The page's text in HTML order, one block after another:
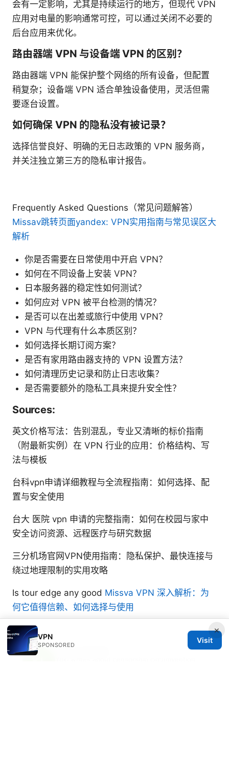
会有一定影响，尤其是持续运行的地方，但现代 VPN
应用对电量的影响通常可控，可以通过关闭不必要的
后台应用来优化。
路由器端 VPN 与设备端 VPN 的区别？
路由器端 VPN 能保护整个网络的所有设备，但配置
稍复杂；设备端 VPN 适合单独设备使用，灵活但需
要逐台设置。
如何确保 VPN 的隐私没有被记录？
选择信誉良好、明确的无日志政策的 VPN 服务商，
并关注独立第三方的隐私审计报告。
Frequently Asked Questions（常见问题解答）
Missav跳转页面yandex: VPN实用指南与常见误区大
解析
你是否需要在日常使用中开启 VPN？
如何在不同设备上安装 VPN？
日本服务器的稳定性如何测试？
如何应对 VPN 被平台检测的情况？
是否可以在出差或旅行中使用 VPN？
VPN 与代理有什么本质区别？
如何选择长期订阅方案？
是否有家用路由器支持的 VPN 设置方法？
如何清理历史记录和防止日志收集？
是否需要额外的隐私工具来提升安全性？
Sources:
英文价格写法：告别混乱，专业又清晰的标价指南
（附最新实例）在 VPN 行业的应用：价格结构、写
法与模板
台科vpn申请详细教程与全流程指南：如何选择、配
置与安全使用
台大 医院 vpn 申请的完整指南：如何在校园与家中
安全访问资源、远程医疗与研究数据
三分机场官网VPN使用指南：隐私保护、最快连接与
绕过地理限制的实用攻略
Is tour edge any good Missva VPN 深入解析：为
何它值得信赖、如何选择与使用
Yuki Lazzarini
×
VPN
SPONSORED
Visit